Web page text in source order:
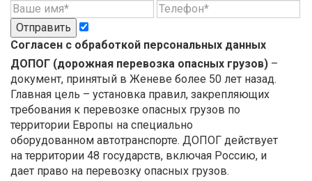
Отправить
Согласен с обработкой персональных данных
ДОПОГ (дорожная перевозка опасных грузов) –
документ, принятый в Женеве более 50 лет назад.
Главная цель – установка правил, закрепляющих
требования к перевозке опасных грузов по
территории Европы на специально
оборудованном автотранспорте. ДОПОГ действует
на территории 48 государств, включая Россию, и
дает право на перевозку опасных грузов.